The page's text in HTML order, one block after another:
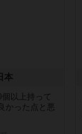
本
以上持って
かった点と悪